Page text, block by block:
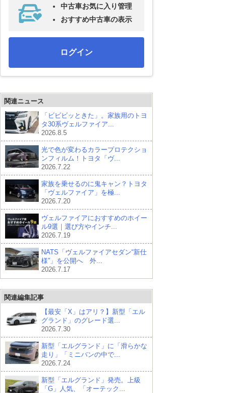
中古車お気に入り管理
おすすめ中古車の表示
ログイン
関連ニュース
「ビビビッときた」。家族用のトヨ
タ30系ヴェルファイア...
2026.8.5
光で色が変わるカラープロテクショ
ンフィルム！トヨタ「ヴ...
2026.7.22
家族を乗せるのに鬼キャン？トヨタ
「ヴェルファイア」を極...
2026.7.20
ヴェルファイアにおすすめのホイー
ル9選｜選び方やインチ...
2026.7.19
NATS「ヴェルファイアセダン“新仕
様”」を公開へ 外...
2026.7.17
関連編集記事
【最安「X」はアリ？】新型「エル
グランド」のグレード選...
2026.7.30
新型「エルグランド」に「滑らかな
走り」「ミニバンの中で...
2026.7.24
新型「エルグランド」発売。上級
「G」人気、「オーテック...